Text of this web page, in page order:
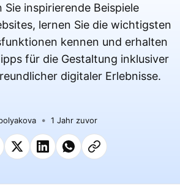
Sie inspirierende Beispiele
lernen Sie die wichtigsten
kennen und erhalten
für die Gestaltung inklusiver
digitaler Erlebnisse.
1 Jahr zuvor